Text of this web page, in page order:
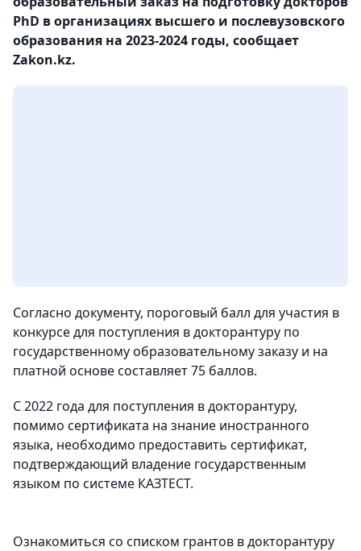
PhD в организациях высшего и послевузовского
образования на 2023-2024 годы, сообщает
Zakon.kz.
Согласно документу, пороговый балл для участия в
конкурсе для поступления в докторантуру по
государственному образовательному заказу и на
платной основе составляет 75 баллов.
С 2022 года для поступления в докторантуру,
помимо сертификата на знание иностранного
языка, необходимо предоставить сертификат,
подтверждающий владение государственным
языком по системе КАЗТЕСТ.
Ознакомиться со списком грантов в докторантуру